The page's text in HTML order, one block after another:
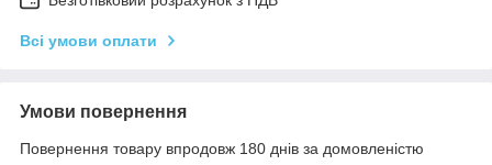
Всі умови оплати
Умови повернення
Повернення товару впродовж 180 днів за домовленістю